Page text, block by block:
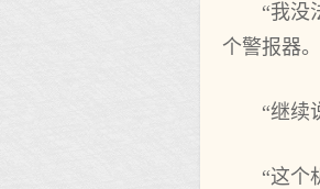
“我没
个警报器
“继续
“这个